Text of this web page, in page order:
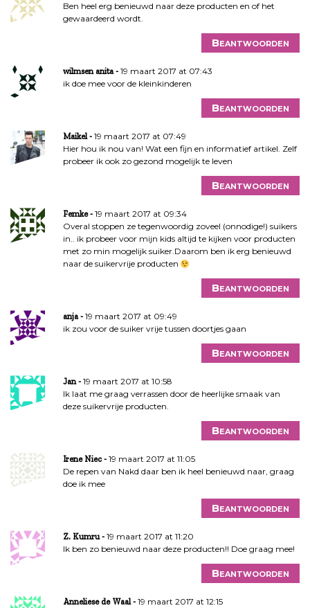
Ben heel erg benieuwd naar deze producten en of het
gewaardeerd wordt.
Beantwoorden
wilmsen anita
19 maart 2017 at 07:43
ik doe mee voor de kleinkinderen
Beantwoorden
Maikel
19 maart 2017 at 07:49
Hier hou ik nou van! Wat een fijn en informatief artikel. Zelf
probeer ik ook zo gezond mogelijk te leven
Beantwoorden
Femke
19 maart 2017 at 09:34
Overal stoppen ze tegenwoordig zoveel (onnodige!) suikers
in.. ik probeer voor mijn kids altijd te kijken voor producten
met zo min mogelijk suiker.Daarom ben ik erg benieuwd
naar de suikervrije producten
Beantwoorden
anja
19 maart 2017 at 09:49
ik zou voor de suiker vrije tussen doortjes gaan
Beantwoorden
Jan
19 maart 2017 at 10:58
Ik laat me graag verrassen door de heerlijke smaak van
deze suikervrije producten.
Beantwoorden
Irene Niec
19 maart 2017 at 11:05
De repen van Nakd daar ben ik heel benieuwd naar, graag
doe ik mee
Beantwoorden
Z. Kumru
19 maart 2017 at 11:20
Ik ben zo benieuwd naar deze producten!! Doe graag mee!
Beantwoorden
Anneliese de Waal
19 maart 2017 at 12:15